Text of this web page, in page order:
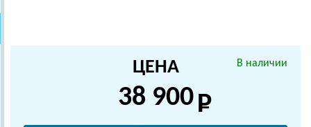
В наличии
ЦЕНА
38 900